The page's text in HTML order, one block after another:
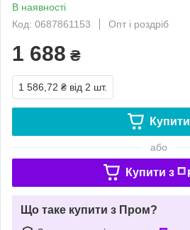
В наявності
Код: 0687861153
Опт і роздріб
1 688 ₴
1 586,72 ₴ від 2 шт.
Купити
або
Купити з
Що таке купити з Пром?